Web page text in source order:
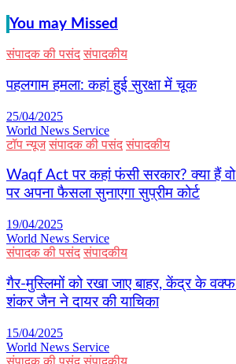
You may Missed
संपादक की पसंद संपादकीय
पहलगाम हमला: कहां हुई सुरक्षा में चूक
25/04/2025
World News Service
टॉप न्यूज संपादक की पसंद संपादकीय
Waqf Act पर कहां फंसी सरकार? क्या हैं
पर अपना फैसला सुनाएगा सुप्रीम कोर्ट
19/04/2025
World News Service
संपादक की पसंद संपादकीय
गैर-मुस्लिमों को रखा जाए बाहर, केंद्र के
शंकर जैन ने दायर की याचिका
15/04/2025
World News Service
संपादक की पसंद संपादकीय